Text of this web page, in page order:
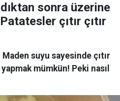
sonra üzerine
çıtır çıtır
Maden suyu sayesinde çıtır
mümkün! Peki nasıl